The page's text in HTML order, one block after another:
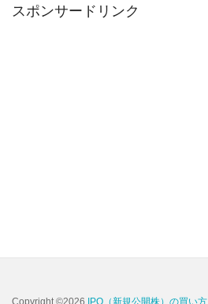
ブ
スポンサードリンク
Copyright ©2026 IPO（新規公開株）の買い方